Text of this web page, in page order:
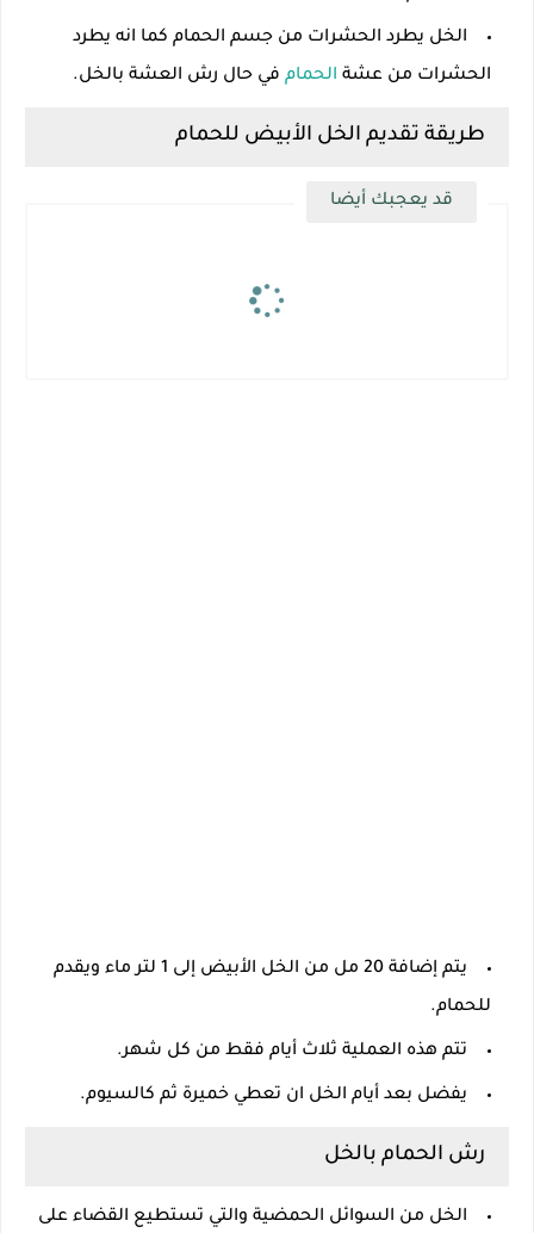
الخل يطرد الحشرات من جسم الحمام كما انه يطرد
الحشرات من عشة الحمام في حال رش العشة بالخل.
طريقة تقديم الخل الأبيض للحمام
قد يعجبك أيضا
يتم إضافة 20 مل من الخل الأبيض إلى 1 لتر ماء ويقدم
للحمام.
تتم هذه العملية ثلاث أيام فقط من كل شهر.
يفضل بعد أيام الخل ان تعطي خميرة ثم كالسيوم.
رش الحمام بالخل
الخل من السوائل الحمضية والتي تستطيع القضاء على